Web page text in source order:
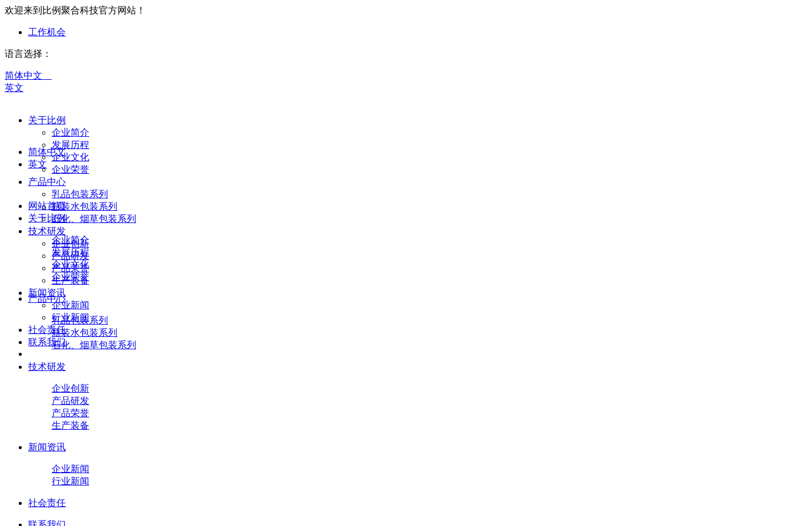
欢迎来到比例聚合科技官方网站！
工作机会
语言选择：
简体中文
英文
关于比例
企业简介
发展历程
企业文化
企业荣誉
产品中心
乳品包装系列
瓶装水包装系列
石化、烟草包装系列
技术研发
企业创新
产品研发
产品荣誉
生产装备
新闻资讯
企业新闻
行业新闻
社会责任
联系我们
简体中文
英文
网站首页
关于比例
企业简介
发展历程
企业文化
企业荣誉
产品中心
乳品包装系列
瓶装水包装系列
石化、烟草包装系列
技术研发
企业创新
产品研发
产品荣誉
生产装备
新闻资讯
企业新闻
行业新闻
社会责任